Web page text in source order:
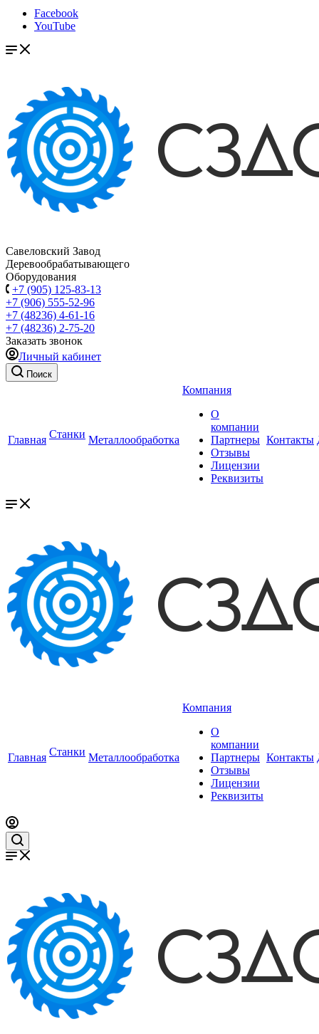
Facebook
YouTube
Савеловский Завод
Деревообрабатывающего
Оборудования
+7 (905) 125-83-13
+7 (906) 555-52-96
+7 (48236) 4-61-16
+7 (48236) 2-75-20
Заказать звонок
Личный кабинет
Поиск
Главная Станки Металлообработка
Компания
О
компании
Партнеры
Отзывы
Лицензии
Реквизиты
Контакты
Главная Станки Металлообработка
Компания
О
компании
Партнеры
Отзывы
Лицензии
Реквизиты
Контакты